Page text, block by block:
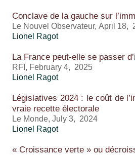
Conclave de la gauche sur
Le Nouvel Observateur, April 18,
Lionel Ragot
La France peut-elle se passer
RFI, February 4, 2025
Lionel Ragot
Législatives 2024 : le coût de
vraie recette électorale
Le Monde, July 3, 2024
Lionel Ragot
« Croissance verte » ou